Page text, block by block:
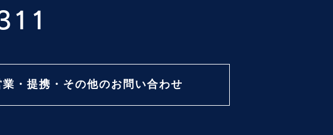
業・提携・その他のお問い合わせ